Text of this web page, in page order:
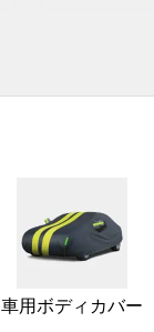
車用ボディカバー